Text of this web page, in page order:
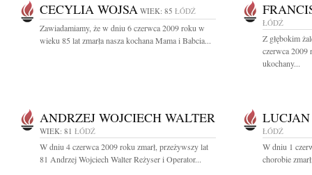
CECYLIA WOJSA WIEK: 85 ŁÓDŹ
Zawiadamiamy, że w dniu 6 czerwca 2009 roku w
wieku 85 lat zmarła nasza kochana Mama i Babcia...
ŁÓDŹ
Z głębokim
czerwca 2009
ukochany...
ANDRZEJ WOJCIECH WALTER
WIEK: 81 ŁÓDŹ
W dniu 4 czerwca 2009 roku zmarł, przeżywszy lat
81 Andrzej Wojciech Walter Reżyser i Operator...
ŁÓDŹ
W dniu 1
chorobie